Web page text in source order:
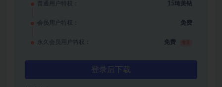
普通用户特权： 15琦美钻
会员用户特权： 免费
永久会员用户特权： 免费
登录后下载